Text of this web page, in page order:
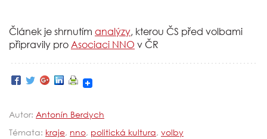
Článek je shrnutím analýzy, kterou ČS před volbami
připravily pro Asociaci NNO v ČR
Autor: Antonín Berdych
Témata: kraje, nno, politická kultura, volby